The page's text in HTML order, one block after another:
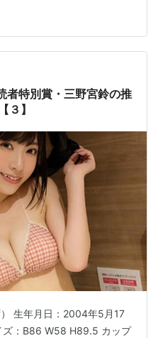
佑一講談社Amazon【デジ
鈴の一番かわいいところ」
野宮鈴週刊プレイボーイ
ソビバ！ ミスマガ２０２
者特別賞・三野宮鈴の推
３】
生年月日：2004年5月17
ズ：B86 W58 H89.5 カップ